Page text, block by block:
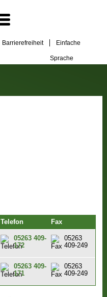
Barrierefreiheit Einfache
Sprache
Telefon Fax
05263 409-
172
05263
409-249
05263 409-
171
05263
409-249